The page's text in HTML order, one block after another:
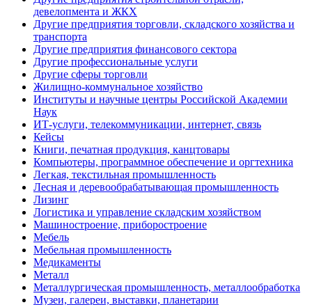
девелопмента и ЖКХ
Другие предприятия торговли, складского хозяйства и
транспорта
Другие предприятия финансового сектора
Другие профессиональные услуги
Другие сферы торговли
Жилищно-коммунальное хозяйство
Институты и научные центры Российской Академии
Наук
ИТ-услуги, телекоммуникации, интернет, связь
Кейсы
Книги, печатная продукция, канцтовары
Компьютеры, программное обеспечение и оргтехника
Легкая, текстильная промышленность
Лесная и деревообрабатывающая промышленность
Лизинг
Логистика и управление складским хозяйством
Машиностроение, приборостроение
Мебель
Мебельная промышленность
Медикаменты
Металл
Металлургическая промышленность, металлообработка
Музеи, галереи, выставки, планетарии